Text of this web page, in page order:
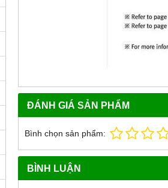
ĐÁNH GIÁ SẢN PHẨM
Bình chọn sản phẩm:
BÌNH LUẬN